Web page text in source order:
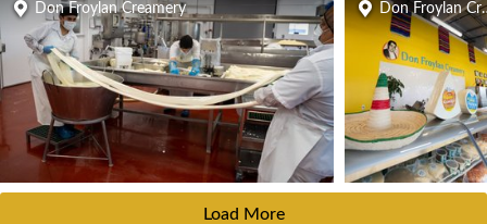
Don Froylan Creamery
Don Froylan
Load More